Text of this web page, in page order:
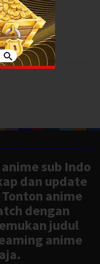
sub Indo
dan update
anime
dengan
judul
anime